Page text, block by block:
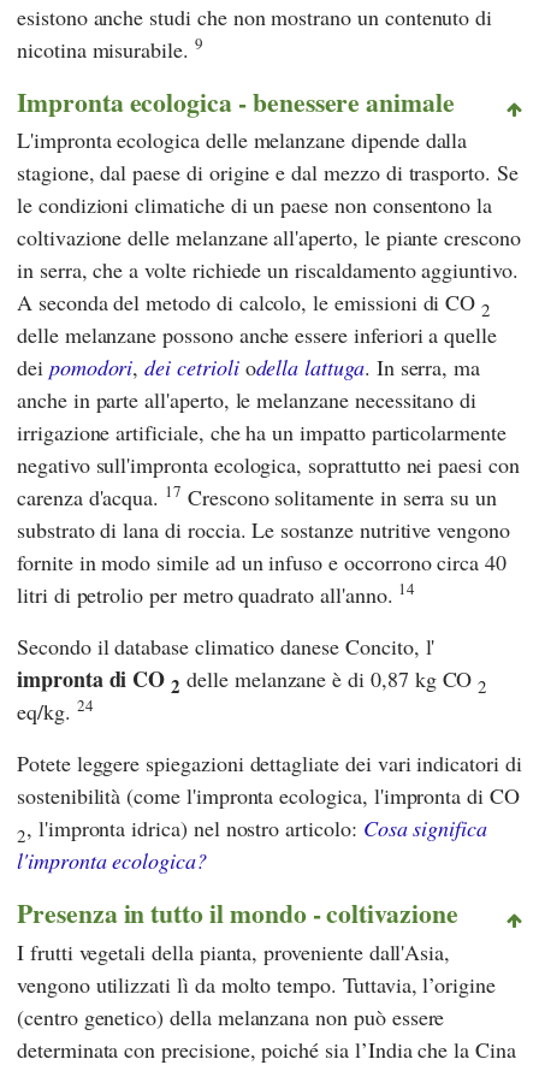
esistono anche studi che non mostrano un contenuto di
nicotina misurabile. 9
Impronta ecologica - benessere animale
L'impronta ecologica delle melanzane dipende dalla
stagione, dal paese di origine e dal mezzo di trasporto. Se
le condizioni climatiche di un paese non consentono la
coltivazione delle melanzane all'aperto, le piante crescono
in serra, che a volte richiede un riscaldamento aggiuntivo.
A seconda del metodo di calcolo, le emissioni di CO2
delle melanzane possono anche essere inferiori a quelle
dei pomodori,dei cetrioliodella lattuga. In serra, ma
anche in parte all'aperto, le melanzane necessitano di
irrigazione artificiale, che ha un impatto particolarmente
negativo sull'impronta ecologica, soprattutto nei paesi con
carenza d'acqua. 17 Crescono solitamente in serra su un
substrato di lana di roccia. Le sostanze nutritive vengono
fornite in modo simile ad un infuso e occorrono circa 40
litri di petrolio per metro quadrato all'anno. 14
Secondo il database climatico daneseConcito, l'
impronta di CO2 delle melanzane è di 0,87 kg CO2
eq/kg. 24
Potete leggere spiegazioni dettagliate dei vari indicatori di
sostenibilità (come l'impronta ecologica, l'impronta di CO
2, l'impronta idrica) nel nostro articolo: Cosa significa
l'impronta ecologica?
Presenza in tutto il mondo - coltivazione
I frutti vegetali della pianta, proveniente dall'Asia,
vengono utilizzati lì da molto tempo. Tuttavia, l’origine
(centro genetico) della melanzana non può essere
determinata con precisione, poiché sia l’India che la Cina